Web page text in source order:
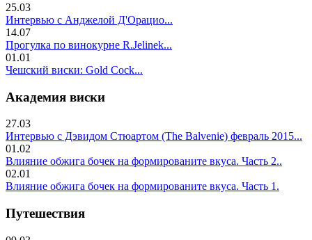
25.03
Интервью с Анджелой Д'Орацио...
14.07
Прогулка по винокурне R.Jelinek...
01.01
Чешский виски: Gold Cock...
Академия виски
27.03
Интервью с Дэвидом Стюартом (The Balvenie) февраль 2015...
01.02
Влияние обжига бочек на формированите вкуса. Часть 2..
02.01
Влияние обжига бочек на формированите вкуса. Часть 1.
Путешествия